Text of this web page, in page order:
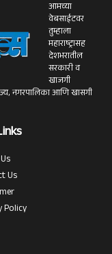
आमच्या
वेबसाईटवर
तुम्हाला
महाराष्ट्रासह
देशभरातील
सरकारी व
खाजगी
नगरपालिका आणि खासगी
Us
Policy